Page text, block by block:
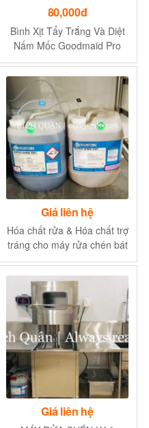
80,000đ
Bình Xịt Tẩy Trắng Và Diệt
Nấm Mốc Goodmaid Pro
GMP Cocorex Mold &
Mildew 500mL
Giá liên hệ
Hóa chất rửa & Hóa chất trợ
tráng cho máy rửa chén bát
ly
Giá liên hệ